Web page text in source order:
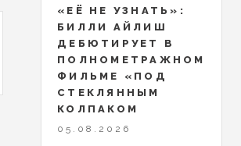
«ЕЁ НЕ УЗНАТЬ»:
БИЛЛИ АЙЛИШ
ДЕБЮТИРУЕТ В
ПОЛНОМЕТРАЖНОМ
ФИЛЬМЕ «ПОД
СТЕКЛЯННЫМ
КОЛПАКОМ
05.08.2026